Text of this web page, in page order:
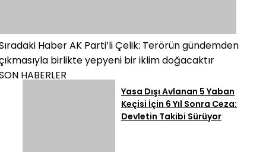
HaberAK Parti’li Çelik: Terörün gündemden
birlikte yepyeni bir iklim doğacaktır
HABERLER
Yasa Dışı Avlanan 5 Yaban
Keçisi İçin 6 Yıl Sonra Ceza:
Devletin Takibi Sürüyor